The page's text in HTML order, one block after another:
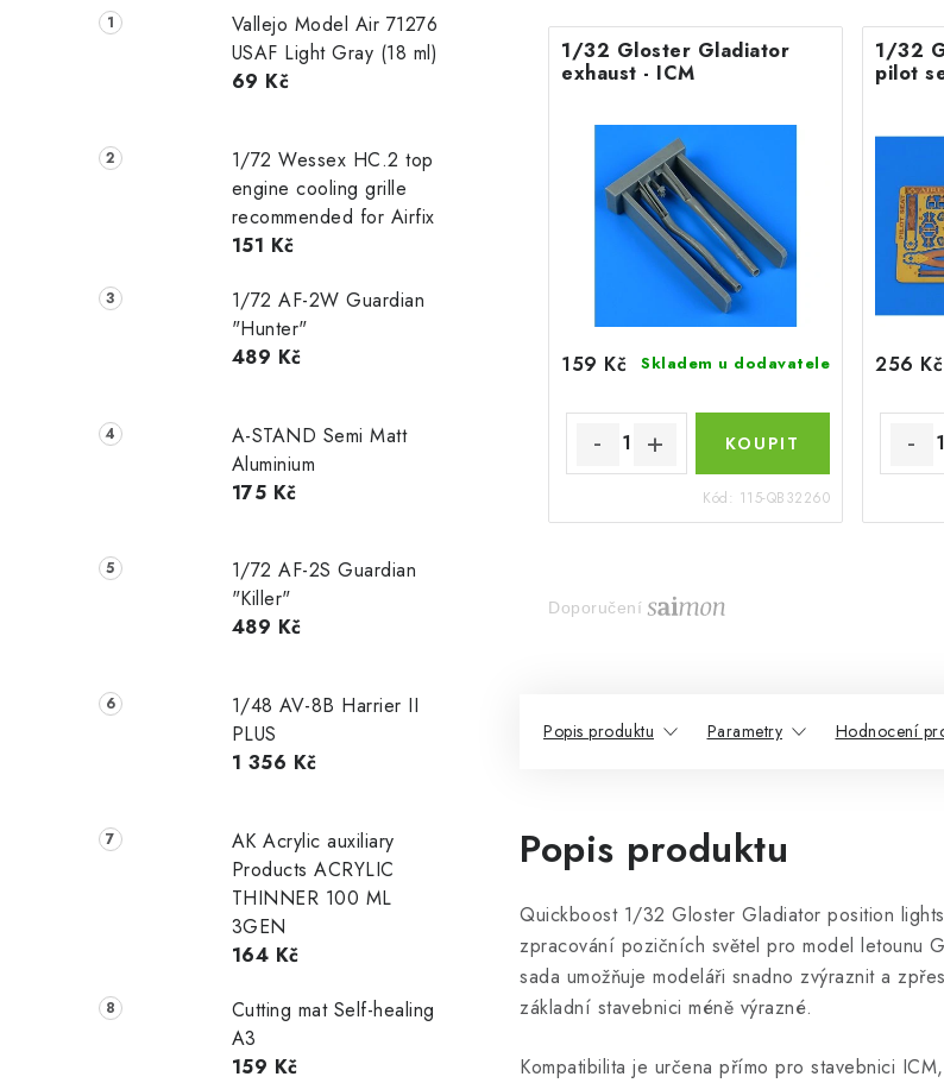
Vallejo Model Air 71276
USAF Light Gray (18 ml)
69 Kč
1/72 Wessex HC.2 top
engine cooling grille
recommended for Airfix
151 Kč
1/72 AF-2W Guardian
"Hunter"
489 Kč
A-STAND Semi Matt
Aluminium
175 Kč
1/72 AF-2S Guardian
"Killer"
489 Kč
1/48 AV-8B Harrier II
PLUS
1 356 Kč
AK Acrylic auxiliary
Products ACRYLIC
THINNER 100 ML
3GEN
164 Kč
Cutting mat Self-healing
A3
159 Kč
1/32 Gloster Gladiator
exhaust - ICM
159 Kč Skladem u dodavatele
Kód: 115-QB32260
1/32
pilot
256 Kč
Doporučení
Popis produktu Parametry Hodnocení
Popis produktu
Quickboost 1/32 Gloster Gladiator position
zpracování pozičních světel pro model letounu
sada umožňuje modeláři snadno zvýraznit a
základní stavebnici méně výrazné.
Kompatibilita je určena přímo pro stavebnici